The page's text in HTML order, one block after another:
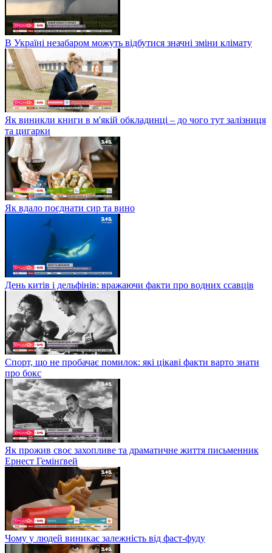
В Україні незабаром можуть відбутися значні зміни клімату
Як виникли книги в м'якій обкладинці – до чого тут залізниця
та цигарки
Як вдало поєднати сир та вино
День китів і дельфінів: вражаючи факти про водних ссавців
Спорт, що не пробачає помилок: які цікаві факти варто знати
про бокс
Як прожив своє захопливе та драматичне життя письменник
Ернест Гемінґвей
Чому у людей виникає залежність від фаст-фуду